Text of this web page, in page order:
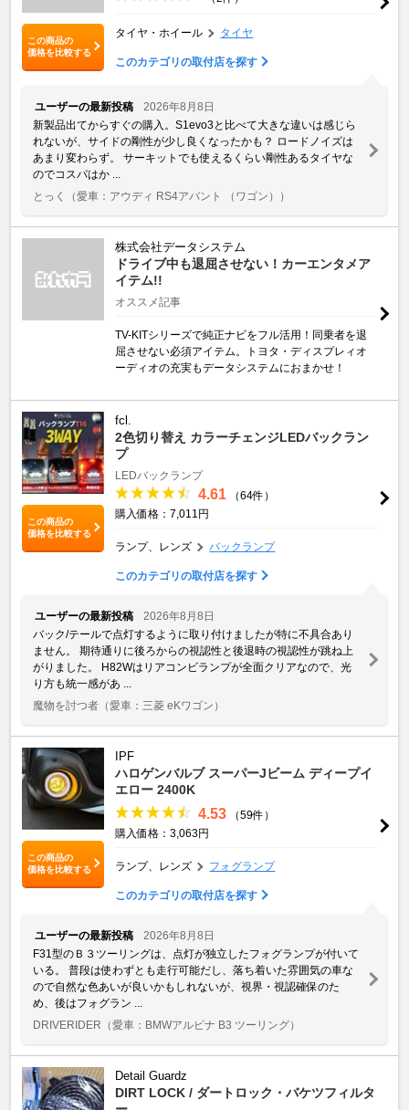
この商品の
価格を比較する
タイヤ・ホイール タイヤ
このカテゴリの取付店を探す
ユーザーの最新投稿
2026年8月8日
新製品出てからすぐの購入。S1evo3と比べて大きな違いは感じら
れないが、サイドの剛性が少し良くなったかも？ ロードノイズは
あまり変わらず。 サーキットでも使えるくらい剛性あるタイヤな
のでコスパはか ...
とっく
（愛車：アウディ RS4アバント （ワゴン））
株式会社データシステム
ドライブ中も退屈させない！カーエンタメア
イテム!!
オススメ記事
TV-KITシリーズで純正ナビをフル活用！同乗者を退
屈させない必須アイテム。トヨタ・ディスプレィオ
ーディオの充実もデータシステムにおまかせ！
この商品の
価格を比較する
fcl.
2色切り替え カラーチェンジLEDバックラン
プ
LEDバックランプ
4.61
（64件）
購入価格：7,011円
ランプ、レンズ バックランプ
このカテゴリの取付店を探す
ユーザーの最新投稿
2026年8月8日
バック/テールで点灯するように取り付けましたが特に不具合あり
ません。 期待通りに後ろからの視認性と後退時の視認性が跳ね上
がりました。 H82Wはリアコンビランプが全面クリアなので、光
り方も統一感があ ...
魔物を討つ者 （愛車：三菱 eKワゴン）
この商品の
価格を比較する
IPF
ハロゲンバルブ スーパーJビーム ディープイ
エロー 2400K
4.53
（59件）
購入価格：3,063円
ランプ、レンズ フォグランプ
このカテゴリの取付店を探す
ユーザーの最新投稿
2026年8月8日
F31型のＢ３ツーリングは、点灯が独立したフォグランプが付いて
いる。 普段は使わずとも走行可能だし、落ち着いた雰囲気の車な
ので自然な色あいが良いかもしれないが、視界・視認確保のた
め、後はフォグラン ...
DRIVERIDER （愛車：BMWアルピナ B3 ツーリング）
Detail Guardz
DIRT LOCK / ダートロック・バケツフィルタ